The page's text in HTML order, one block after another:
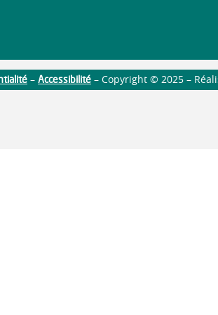
– Accessibilité – Copyright © 2025 –